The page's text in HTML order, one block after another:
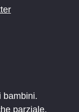
bambini.
parziale.